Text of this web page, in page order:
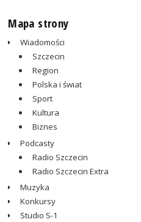
Mapa strony
Wiadomości
Szczecin
Region
Polska i świat
Sport
Kultura
Biznes
Podcasty
Radio Szczecin
Radio Szczecin Extra
Muzyka
Konkursy
Studio S-1